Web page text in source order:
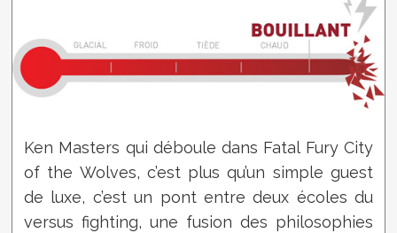
Ken Masters qui déboule dans Fatal Fury City
of the Wolves, c’est plus qu’un simple guest
de luxe, c’est un pont entre deux écoles du
versus fighting, une fusion des philosophies